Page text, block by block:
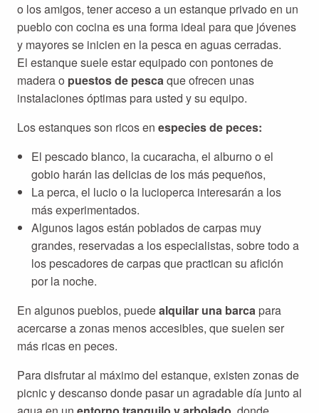
o los amigos, tener acceso a un estanque privado en un
pueblo con cocina es una forma ideal para que jóvenes
y mayores se inicien en la pesca en aguas cerradas.
El estanque suele estar equipado con pontones de
madera o puestos de pescaque ofrecen unas
instalaciones óptimas para usted y su equipo.
Los estanques son ricos en especies de peces:
El pescado blanco, la cucaracha, el alburno o el
gobio harán las delicias de los más pequeños,
La perca, el lucio o la lucioperca interesarán a los
más experimentados.
Algunos lagos están poblados de carpas muy
grandes, reservadas a los especialistas, sobre todo a
los pescadores de carpas que practican su afición
por la noche.
En algunos pueblos, puedealquilar una barca para
acercarse a zonas menos accesibles, que suelen ser
más ricas en peces.
Para disfrutar al máximo del estanque, existen zonas de
picnic y descanso donde pasar un agradable día junto al